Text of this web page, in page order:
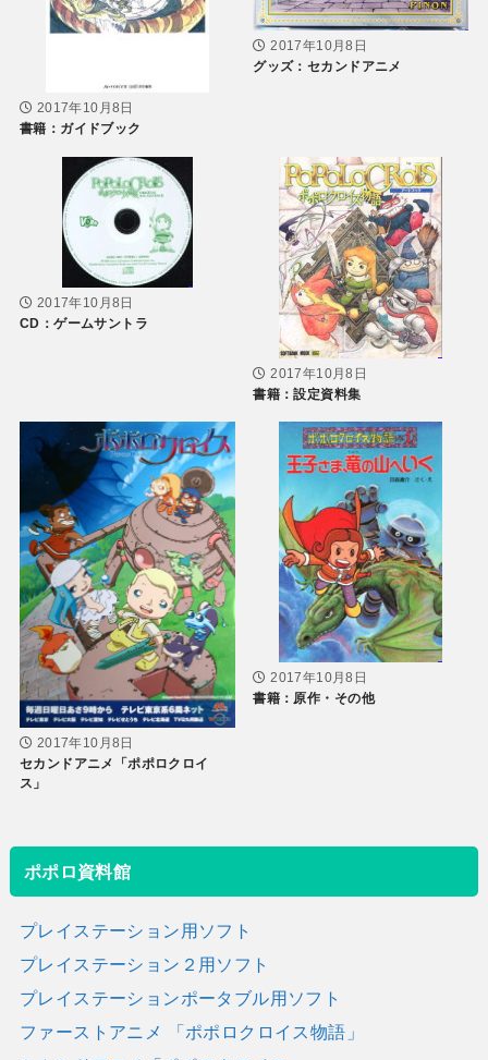
2017年10月8日
書籍：ガイドブック
2017年10月8日
グッズ：セカンドアニメ
2017年10月8日
CD：ゲームサントラ
2017年10月8日
書籍：設定資料集
2017年10月8日
セカンドアニメ「ポポロクロイ
ス」
2017年10月8日
書籍：原作・その他
ポポロ資料館
プレイステーション用ソフト
プレイステーション２用ソフト
プレイステーションポータブル用ソフト
ファーストアニメ 「ポポロクロイス物語」